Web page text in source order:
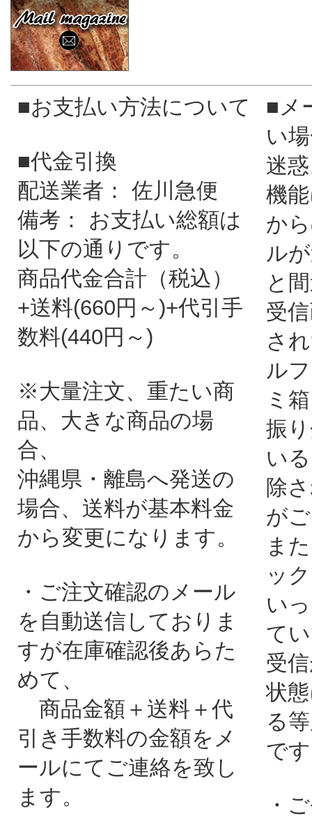
■お支払い方法について
■代金引換
配送業者： 佐川急便
備考： お支払い総額は
以下の通りです。
商品代金合計（税込）
+送料(660円～)+代引手
数料(440円～)
※大量注文、重たい商
品、大きな商品の場
合、
沖縄県・離島へ発送の
場合、送料が基本料金
から変更になります。
・ご注文確認のメール
を自動送信しておりま
すが在庫確認後あらた
めて、
商品金額＋送料＋代
引き手数料の金額をメ
ールにてご連絡を致し
ます。
■メ
い
迷
機
か
ル
と
受
さ
ル
ミ
振
い
除
が
ま
ッ
い
て
受
状
る
で
・